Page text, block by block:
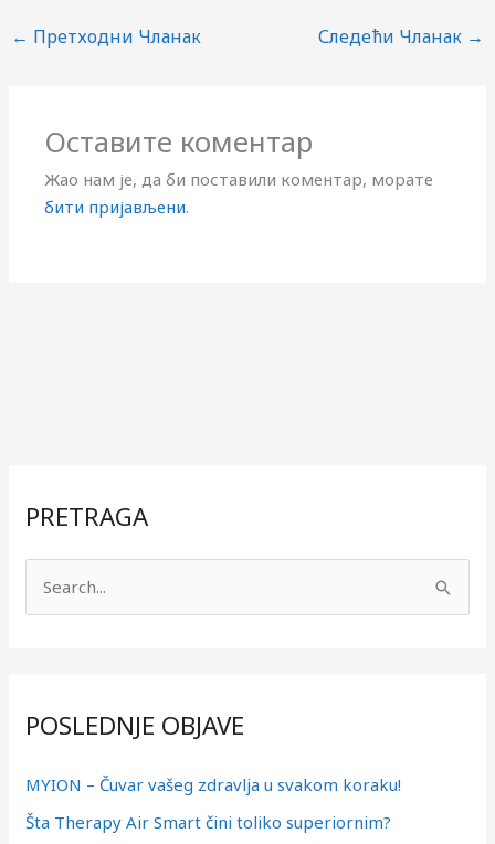
← Претходни Чланак Следећи Чланак →
Оставите коментар
Жао нам је, да би поставили коментар, морате
бити пријављени.
PRETRAGA
р
г
а
POSLEDNJE OBJAVE
MYION – Čuvar vašeg zdravlja u svakom koraku!
Šta Therapy Air Smart čini toliko superiornim?